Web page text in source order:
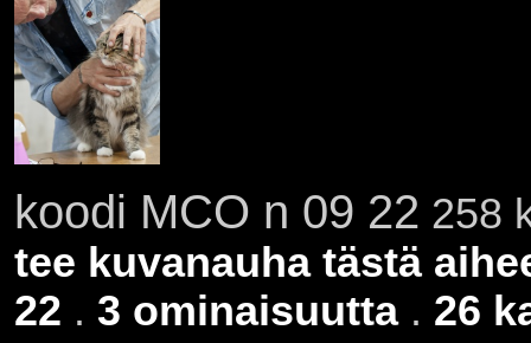
koodi MCO n 09 22 258
tee kuvanauha tästä
22 . 3 ominaisuutta. 26